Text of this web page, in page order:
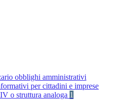
obblighi amministrativi
per cittadini e imprese
o struttura analoga 1